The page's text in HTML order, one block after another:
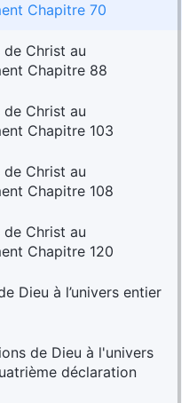
Chapitre 70
Christ au
Chapitre 88
Christ au
Chapitre 103
Christ au
Chapitre 108
Christ au
Chapitre 120
Dieu à l’univers entier
de Dieu à l'univers
déclaration